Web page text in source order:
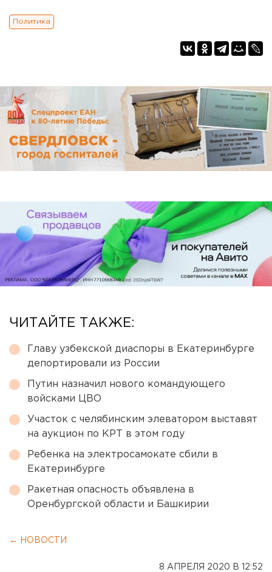
Политика
ЧИТАЙТЕ ТАКЖЕ:
Главу узбекской диаспоры в Екатеринбурге
депортировали из России
Путин назначил нового командующего
войсками ЦВО
Участок с челябинским элеватором выставят
на аукцион по КРТ в этом году
Ребенка на электросамокате сбили в
Екатеринбурге
Ракетная опасность объявлена в
Оренбургской области и Башкирии
← НОВОСТИ
8 АПРЕЛЯ 2020 В 12:52